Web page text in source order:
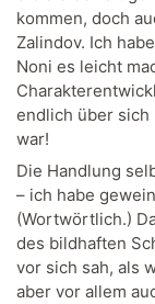
kommen, doch
Zalindov. Ich
Noni es leicht
endlich über sich
war!
Die Handlung
– ich habe
(Wortwörtlich.)
des bildhaften
vor sich sah, als
aber vor allem